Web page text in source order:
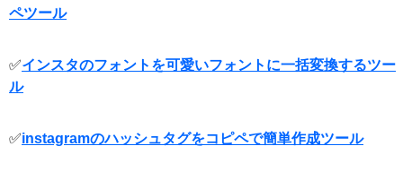
ペツール
✅インスタのフォントを可愛いフォントに一括変換するツー
ル
✅instagramのハッシュタグをコピペで簡単作成ツール